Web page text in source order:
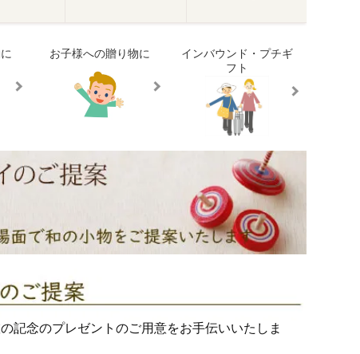
お子様への贈り物に
インバウンド・プチギ
フト
記念のプレゼントのご用意をお手伝いいたしま